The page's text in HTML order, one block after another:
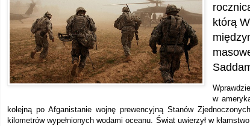
którą
w
kolejną po Afganistanie wojnę prewencyjną Stanów
kilometrów wypełnionych wodami oceanu. Świat uwierzył w